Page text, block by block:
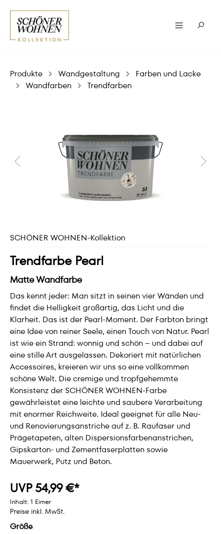
Produkte Wandgestaltung
Farben und Lacke
Wandfarben
Trendfarben
SCHÖNER WOHNEN-Kollektion
Trendfarbe Pearl
Matte Wandfarbe
Das kennt jeder: Man sitzt in seinen vier Wänden und
findet die Helligkeit großartig, das Licht und die
Klarheit. Das ist der Pearl-Moment. Der Farbton bringt
eine Idee von reiner Seele, einen Touch von Natur. Pearl
ist wie ein Strand: wonnig und schön – und dabei auf
eine stille Art ausgelassen. Dekoriert mit natürlichen
Accessoires, kreieren wir uns so eine vollkommen
schöne Welt. Die cremige und tropfgehemmte
Konsistenz der SCHÖNER WOHNEN-Farbe
gewährleistet eine leichte und saubere Verarbeitung
mit enormer Reichweite. Ideal geeignet für alle Neu-
und Renovierungsanstriche auf z. B. Raufaser und
Prägetapeten, alten Dispersionsfarbenanstrichen,
Gipskarton- und Zementfaserplatten sowie
Mauerwerk, Putz und Beton.
UVP 54,99 €*
Inhalt: 1 Eimer
Preise inkl. MwSt.
Größe